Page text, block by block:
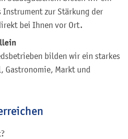
Instrument zur Stärkung der
bei Ihnen vor Ort.
bilden wir ein starkes
Gastronomie, Markt und